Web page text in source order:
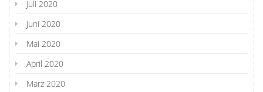
Juli 2020
Juni 2020
Mai 2020
April 2020
März 2020